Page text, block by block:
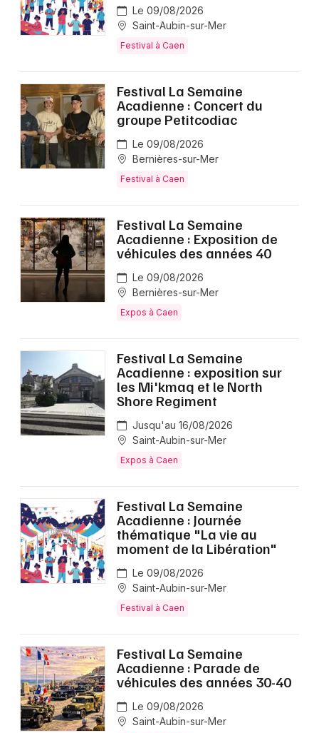
Le 09/08/2026
Saint-Aubin-sur-Mer
Festival à Caen
Festival La Semaine
Acadienne : Concert du
groupe Petitcodiac
Le 09/08/2026
Bernières-sur-Mer
Festival à Caen
Festival La Semaine
Acadienne : Exposition de
véhicules des années 40
Le 09/08/2026
Bernières-sur-Mer
Expos à Caen
Festival La Semaine
Acadienne : exposition sur
les Mi'kmaq et le North
Shore Regiment
Jusqu'au 16/08/2026
Saint-Aubin-sur-Mer
Expos à Caen
Festival La Semaine
Acadienne : Journée
thématique "La vie au
moment de la Libération"
Le 09/08/2026
Saint-Aubin-sur-Mer
Festival à Caen
Festival La Semaine
Acadienne : Parade de
véhicules des années 30-40
Le 09/08/2026
Saint-Aubin-sur-Mer